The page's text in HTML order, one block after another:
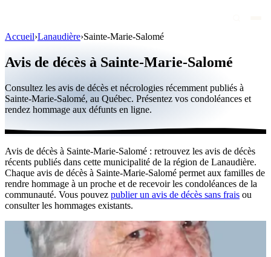
Personnalités publiques
Québec
Canada
International
Par région
Par ville
Maisons funéraires
Éternea
Blog
Accueil›Lanaudière›Sainte-Marie-Salomé
Avis de décès à Sainte-Marie-Salomé
Consultez les avis de décès et nécrologies récemment publiés à
Sainte-Marie-Salomé, au Québec. Présentez vos condoléances et
rendez hommage aux défunts en ligne.
Avis de décès à Sainte-Marie-Salomé : retrouvez les avis de décès
récents publiés dans cette municipalité de la région de Lanaudière.
Chaque avis de décès à Sainte-Marie-Salomé permet aux familles de
rendre hommage à un proche et de recevoir les condoléances de la
communauté. Vous pouvez publier un avis de décès sans frais ou
consulter les hommages existants.